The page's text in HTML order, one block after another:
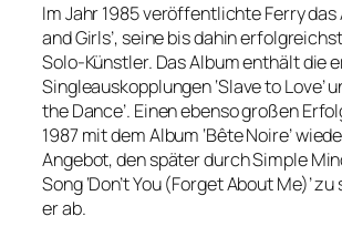
Im Jahr 1985 veröffentlichte Ferry das
and Girls’, seine bis dahin
Solo-Künstler. Das Album enthält die
Singleauskopplungen ‘Slave to Love’
the Dance’. Einen ebenso großen
1987 mit dem Album ‘Bête Noire’
Angebot, den später durch Simple
Song ‘Don’t You (Forget About Me)’
er ab.